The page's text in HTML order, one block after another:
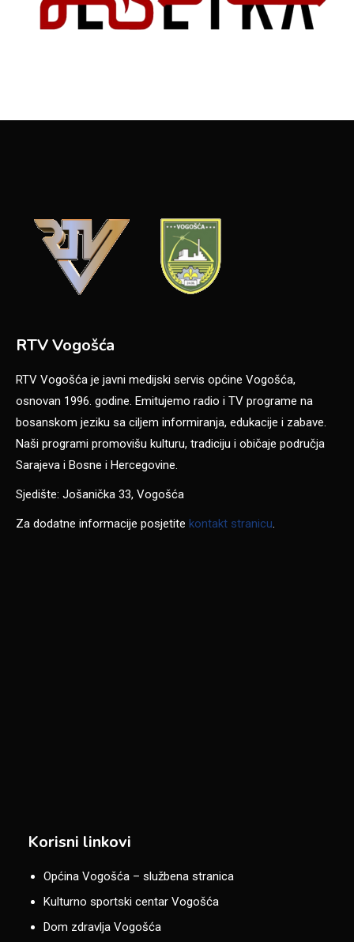
RTV Vogošća
RTV Vogošća je javni medijski servis općine Vogošća,
osnovan 1996. godine. Emitujemo radio i TV programe na
bosanskom jeziku sa ciljem informiranja, edukacije i zabave.
Naši programi promovišu kulturu, tradiciju i običaje područja
Sarajeva i Bosne i Hercegovine.
Sjedište: Jošanička 33, Vogošća
Za dodatne informacije posjetite kontakt stranicu.
Korisni linkovi
Općina Vogošća – službena stranica
Kulturno sportski centar Vogošća
Dom zdravlja Vogošća